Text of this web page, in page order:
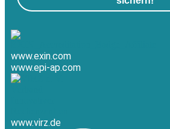
www.exin.com
www.epi-ap.com
www.virz.de